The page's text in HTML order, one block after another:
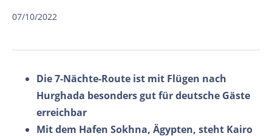
07/10/2022
Die 7-Nächte-Route ist mit Flügen nach
Hurghada besonders gut für deutsche Gäste
erreichbar
Mit dem Hafen Sokhna, Ägypten, steht Kairo